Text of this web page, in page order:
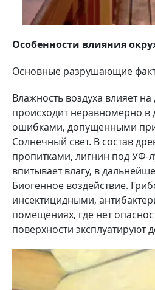
Особенности влияния
Основные разрушающие
Влажность воздуха влияет
происходит неравномерно
ошибками, допущенными при
Солнечный свет. В состав
пропитками, лигнин под УФ-
впитывает влагу, в
Биогенное воздействие.
инсектицидными,
помещениях, где нет
поверхности эксплуатируют